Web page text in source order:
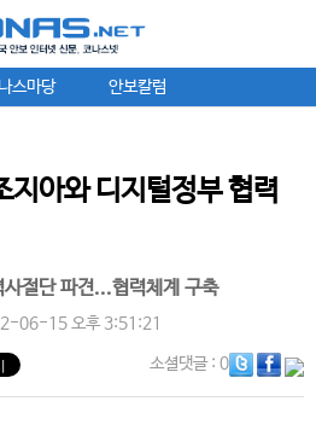
스마당 안보칼럼
아와 디지털정부 협력
절단 파견...협력체계 구축
06-15 오후 3:51:21
소셜댓글: 0